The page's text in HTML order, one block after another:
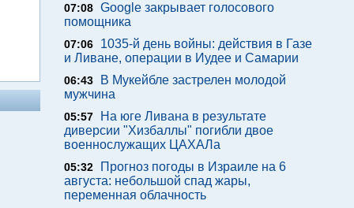
07:08 Google закрывает голосового
помощника
07:06
1035-й день войны: действия в Газе
и Ливане, операции в Иудее и Самарии
06:43
В Мукейбле застрелен молодой
мужчина
05:57
На юге Ливана в результате
диверсии "Хизбаллы" погибли двое
военнослужащих ЦАХАЛа
05:32
Прогноз погоды в Израиле на 6
августа: небольшой спад жары,
переменная облачность